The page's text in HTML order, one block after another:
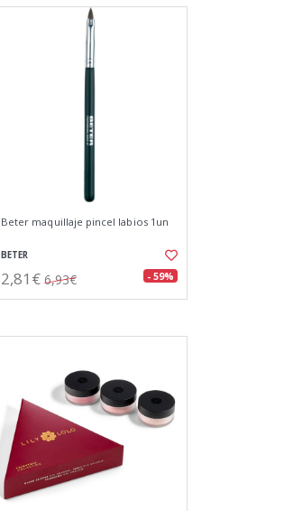
Beter maquillaje pincel labios 1un
BETER
2,81€ 6,93€ - 59%